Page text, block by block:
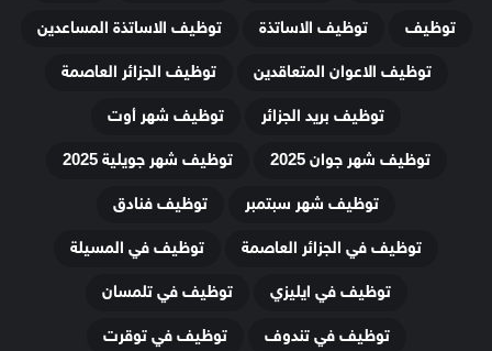
توظيف
توظيف الاساتذة
توظيف الاساتذة المساعدين
توظيف الاعوان المتعاقدين
توظيف الجزائر العاصمة
توظيف بريد الجزائر
توظيف شهر أوت
توظيف شهر جوان 2025
توظيف شهر جويلية 2025
توظيف شهر سبتمبر
توظيف فنادق
توظيف في الجزائر العاصمة
توظيف في المسيلة
توظيف في ايليزي
توظيف في تلمسان
توظيف في تندوف
توظيف في توقرت